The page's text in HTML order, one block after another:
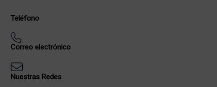
Teléfono
Correo electrónico
Nuestras Redes